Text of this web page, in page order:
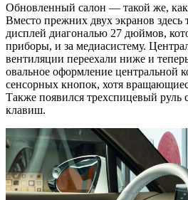
Обновленный салон — такой же,
Вместо прежних двух экранов
дисплей диагональю 27 дюймов,
приборы, и за медиасистему.
вентиляции переехали ниже и
овальное оформление центральной
сенсорных кнопок, хотя
Также появился трехспицевый
клавиш.